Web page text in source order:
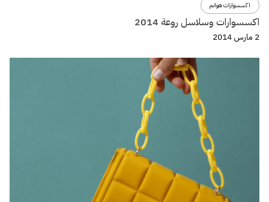
اكسسوارات هوانم
اكسسوارات وسلاسل روعة 2014
2 مارس 2014